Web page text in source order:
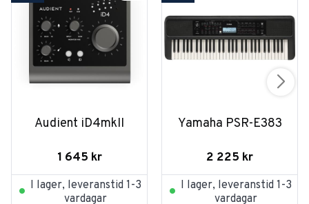
Audient iD4mkII
1 645 kr
I lager, leveranstid 1-3
vardagar
Yamaha PSR-E383
2 225 kr
I lager, leveranstid 1-3
vardagar